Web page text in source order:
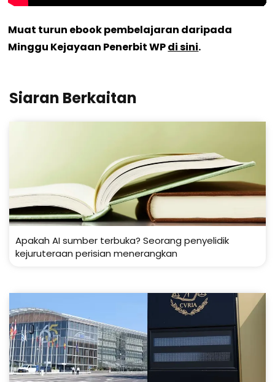
Muat turun ebook pembelajaran daripada
Minggu Kejayaan Penerbit WPdi sini.
Siaran Berkaitan
Apakah AI sumber terbuka? Seorang penyelidik
kejuruteraan perisian menerangkan